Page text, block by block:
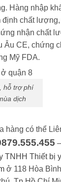
Hàng nhập
chất
nhận chất
Âu CE, chứng
Mỹ FDA.
hỗ trợ phí
dịch
hàng có thể
TNHH Thiết bị
ở 118 Hòa